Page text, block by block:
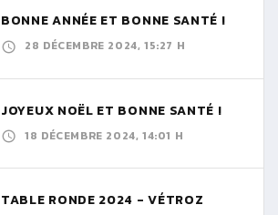
BONNE ANNÉE ET BONNE SANTÉ !
28 DÉCEMBRE 2024, 15:27 H
JOYEUX NOËL ET BONNE SANTÉ !
18 DÉCEMBRE 2024, 14:01 H
TABLE RONDE 2024 - VÉTROZ